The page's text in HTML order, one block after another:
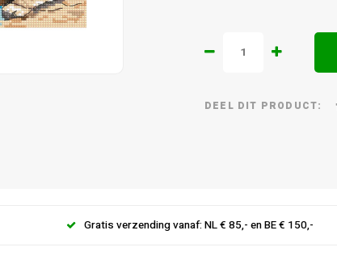
DEEL DIT PRODUCT:
Gratis verzending vanaf: NL € 85,- en BE € 150,-